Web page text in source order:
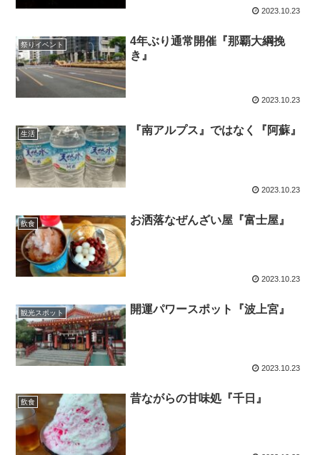
2023.10.23
祭りイベント
4年ぶり通常開催『那覇大綱挽
き』
2023.10.23
生活 『南アルプス』ではなく『阿蘇』
2023.10.23
飲食 お洒落なぜんざい屋『富士屋』
2023.10.23
観光スポット 開運パワースポット『波上宮』
2023.10.23
飲食 昔ながらの甘味処『千日』